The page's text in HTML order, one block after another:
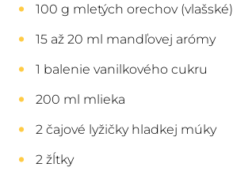
100 g mletých orechov (vlašské)
15 až 20 ml mandľovej arómy
1 balenie vanilkového cukru
200 ml mlieka
2 čajové lyžičky hladkej múky
2 žĺtky